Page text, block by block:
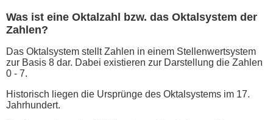
Was ist eine Oktalzahl bzw. das Oktalsystem der
Zahlen?
Das Oktalsystem stellt Zahlen in einem Stellenwertsystem
zur Basis 8 dar. Dabei existieren zur Darstellung die Zahlen
0 - 7.
Historisch liegen die Ursprünge des Oktalsystems im 17.
Jahrhundert.